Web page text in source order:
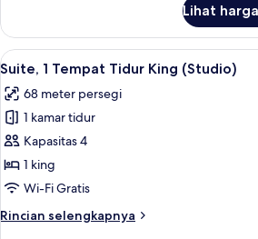
pemandangan
kota
Kamar
Premium,
1
Tidur
King,
pemandangan
kota
Lihat
Lihat
semua
foto
untuk
Suite,
1
Tempat
King
Suite, 1
6
Suite, 1 Tempat Tidur King (Studio)
68 meter persegi
1 kamar tidur
Kapasitas 4
1 king
Wi-Fi Gratis
Rincian selengkapnya
Rincian